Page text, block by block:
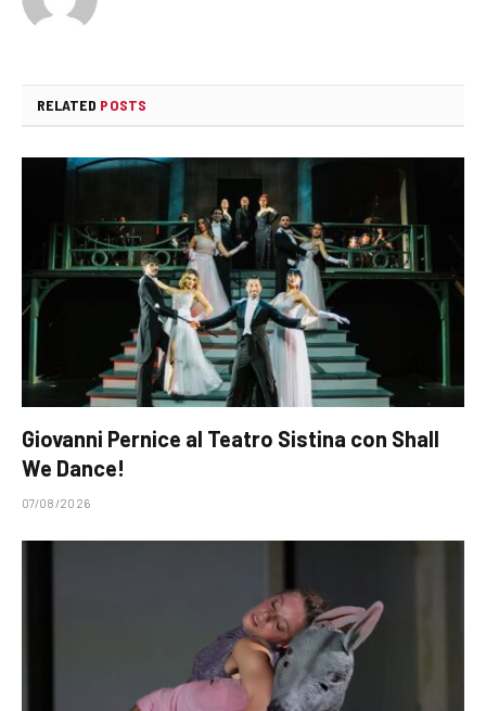
RELATED POSTS
Giovanni Pernice al Teatro Sistina con Shall
We Dance!
07/08/2026